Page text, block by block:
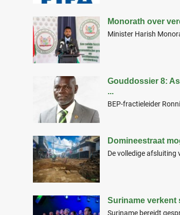
Monorath over
Minister Harish
Gouddossier 8:
...
BEP-fractieleider
Domineestraat
De volledige afsluiting
Suriname verkent
Suriname bereidt